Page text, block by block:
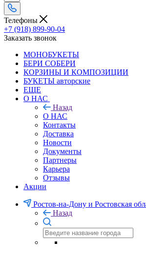
Телефоны
+7 (918) 899-90-04
Заказать звонок
МОНОБУКЕТЫ
БЕРИ СОБЕРИ
КОРЗИНЫ И КОМПОЗИЦИИ
БУКЕТЫ авторские
ЕЩЕ
О НАС
Назад
О НАС
Контакты
Доставка
Новости
Документы
Партнеры
Карьера
Отзывы
Акции
Ростов-на-Дону и Ростовская
Назад